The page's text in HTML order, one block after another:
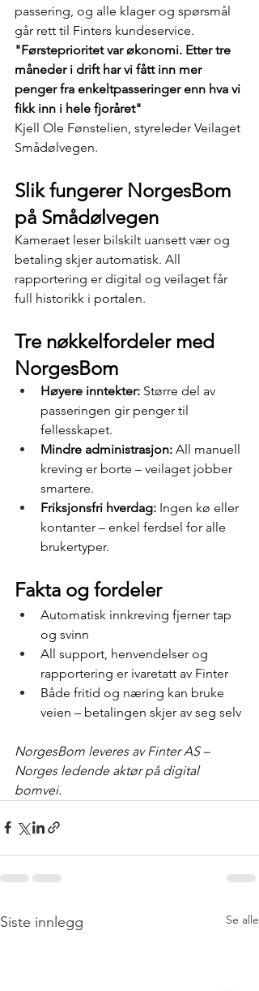
passering, og alle klager og spørsmål
går rett til Finters kundeservice.
"Førsteprioritet var økonomi. Etter tre
måneder i drift har vi fått inn mer
penger fra enkeltpasseringer enn hva vi
fikk inn i hele fjoråret"​
Kjell Ole Fønstelien, styreleder Veilaget
Smådølvegen.
Slik fungerer NorgesBom
på Smådølvegen
Kameraet leser bilskilt uansett vær og
betaling skjer automatisk. All
rapportering er digital og veilaget får
full historikk i portalen.
Tre nøkkelfordeler med
NorgesBom
Høyere inntekter: Større del av
passeringen gir penger til
fellesskapet.
Mindre administrasjon: All manuell
kreving er borte – veilaget jobber
smartere.
Friksjonsfri hverdag: Ingen kø eller
kontanter – enkel ferdsel for alle
brukertyper.
Fakta og fordeler
Automatisk innkreving fjerner tap
og svinn
All support, henvendelser og
rapportering er ivaretatt av Finter
Både fritid og næring kan bruke
veien – betalingen skjer av seg selv
NorgesBom leveres av Finter AS –
Norges ledende aktør på digital
bomvei.
Siste innlegg Se alle